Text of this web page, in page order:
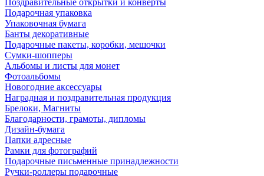
Поздравительные открытки и конверты
Подарочная упаковка
Упаковочная бумага
Банты декоративные
Подарочные пакеты, коробки, мешочки
Сумки-шопперы
Альбомы и листы для монет
Фотоальбомы
Новогодние аксессуары
Наградная и поздравительная продукция
Брелоки, Магниты
Благодарности, грамоты, дипломы
Дизайн-бумага
Папки адресные
Рамки для фотографий
Подарочные письменные принадлежности
Ручки-роллеры подарочные